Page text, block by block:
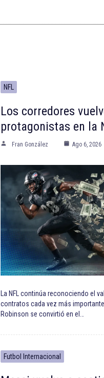
NFL
Los corredores
protagonistas en la
Fran González Ago 6, 2026
La NFL continúa reconociendo el
contratos cada vez más
Robinson se convirtió en el…
Futbol Internacional